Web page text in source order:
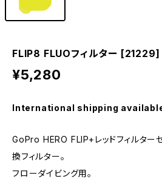
FLIP8 FLUOフィルター [21229]
¥5,280
International shipping
GoPro HERO FLIP+レッドフィルター
換フィルター。
フローダイビング用。